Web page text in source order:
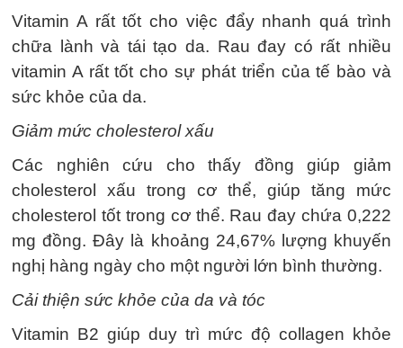
Vitamin A rất tốt cho việc đẩy nhanh quá trình
chữa lành và tái tạo da. Rau đay có rất nhiều
vitamin A rất tốt cho sự phát triển của tế bào và
sức khỏe của da.
Giảm mức cholesterol xấu
Các nghiên cứu cho thấy đồng giúp giảm
cholesterol xấu trong cơ thể, giúp tăng mức
cholesterol tốt trong cơ thể. Rau đay chứa 0,222
mg đồng. Đây là khoảng 24,67% lượng khuyến
nghị hàng ngày cho một người lớn bình thường.
Cải thiện sức khỏe của da và tóc
Vitamin B2 giúp duy trì mức độ collagen khỏe